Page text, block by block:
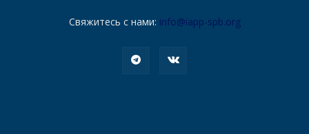
Свяжитесь с нами: info@iapp-spb.org